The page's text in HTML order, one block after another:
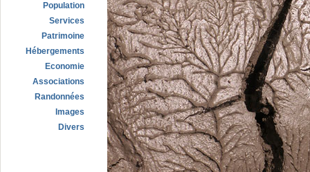
Population
Services
Patrimoine
Hébergements
Economie
Associations
Randonnées
Images
Divers